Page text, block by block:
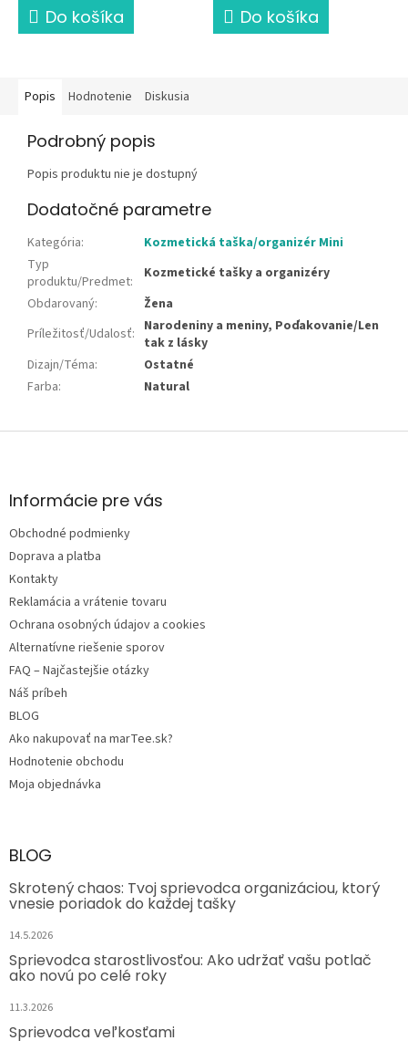
Do košíka Do košíka
Popis Hodnotenie Diskusia
Podrobný popis
Popis produktu nie je dostupný
Dodatočné parametre
Kategória:
Kozmetická taška/organizér Mini
Typ
produktu/Predmet:
Kozmetické tašky a organizéry
Obdarovaný:
Žena
Príležitosť/Udalosť: Narodeniny a meniny, Poďakovanie/Len
tak z lásky
Dizajn/Téma:
Ostatné
Farba: Natural
Z
ä
e
Informácie pre vás
Obchodné podmienky
Doprava a platba
Kontakty
Reklamácia a vrátenie tovaru
Ochrana osobných údajov a cookies
Alternatívne riešenie sporov
FAQ – Najčastejšie otázky
Náš príbeh
BLOG
Ako nakupovať na marTee.sk?
Hodnotenie obchodu
Moja objednávka
BLOG
Skrotený chaos: Tvoj sprievodca organizáciou, ktorý
vnesie poriadok do každej tašky
14.5.2026
Sprievodca starostlivosťou: Ako udržať vašu potlač
ako novú po celé roky
11.3.2026
Sprievodca veľkosťami